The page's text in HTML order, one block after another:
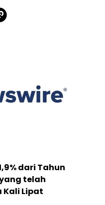
dari Tahun
telah
Kali Lipat